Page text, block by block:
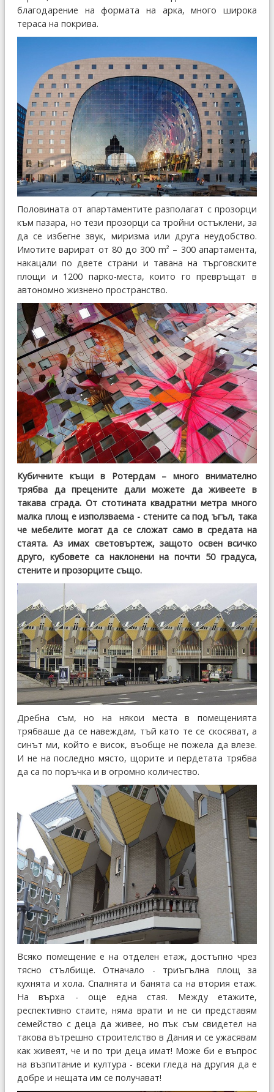
благодарение на формата на арка, много широка
тераса на покрива.
Половината от апартаментите разполагат с прозорци
към пазара, но тези прозорци са тройни остъклени, за
да се избегне звук, миризма или друга неудобство.
Имотите варират от 80 до 300 m² – 300 апартамента,
накацали по двете страни и тавана на търговските
площи и 1200 парко-места, които го превръщат в
автономно жизнено пространство.
Кубичните къщи в Ротердам – много внимателно
трябва да прецените дали можете да живеете в
такава сграда. От стотината квадратни метра много
малка площ е използваема - стените са под ъгъл, така
че мебелите могат да се сложат само в средата на
стаята. Аз имах световъртеж, защото освен всичко
друго, кубовете са наклонени на почти 50 градуса,
стените и прозорците също.
Дребна съм, но на някои места в помещенията
трябваше да се навеждам, тъй като те се скосяват, а
синът ми, който е висок, въобще не пожела да влезе.
И не на последно място, щорите и пердетата трябва
да са по поръчка и в огромно количество.
Всяко помещение е на отделен етаж, достъпно чрез
тясно стълбище. Отначало - триъгълна площ за
кухнята и хола. Спалнята и банята са на втория етаж.
На върха - още една стая. Между етажите,
респективно стаите, няма врати и не си представям
семейство с деца да живее, но пък съм свидетел на
такова вътрешно строителство в Дания и се ужасявам
как живеят, че и по три деца имат! Може би е въпрос
на възпитание и култура - всеки гледа на другия да е
добре и нещата им се получават!